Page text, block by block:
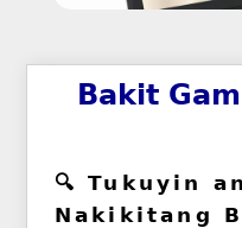
Bakit
🔍 Tukuyin
Nakikitang